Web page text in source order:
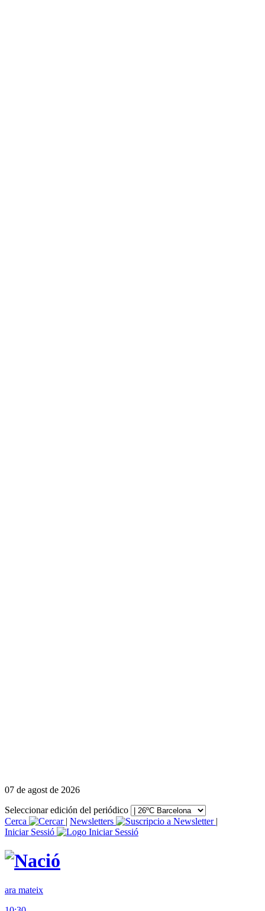
07 de agost de 2026
Seleccionar edición del periódico
Cerca
| Newsletters
|
Iniciar Sessió
ara mateix